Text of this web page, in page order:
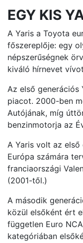
EGY KIS
A Yaris a Toyota
főszereplője: egy
népszerűségnek
kiváló hírnevet
Az első generációs
piacot. 2000-ben
Autójának, míg
benzinmotorja az
A Yaris volt az
Európa számára
franciaországi
(2001-től.)
A második
közül elsőként ért
független Euro
kategóriában